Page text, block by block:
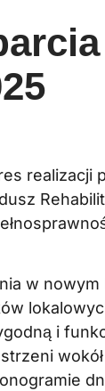
realizacji
w
i